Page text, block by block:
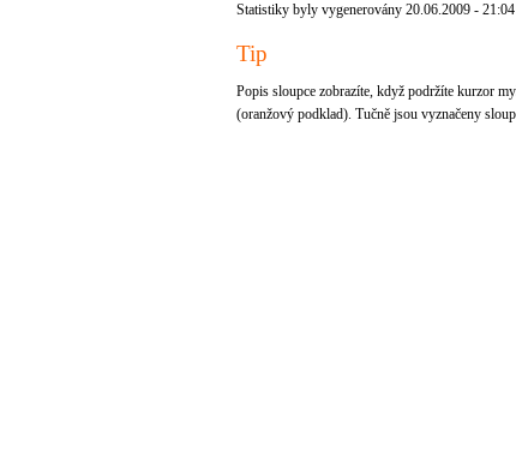
Statistiky byly vygenerovány 20.06.2009 - 21:04
Tip
Popis sloupce zobrazíte, když podržíte kurzor
(oranžový podklad). Tučně jsou vyznačeny